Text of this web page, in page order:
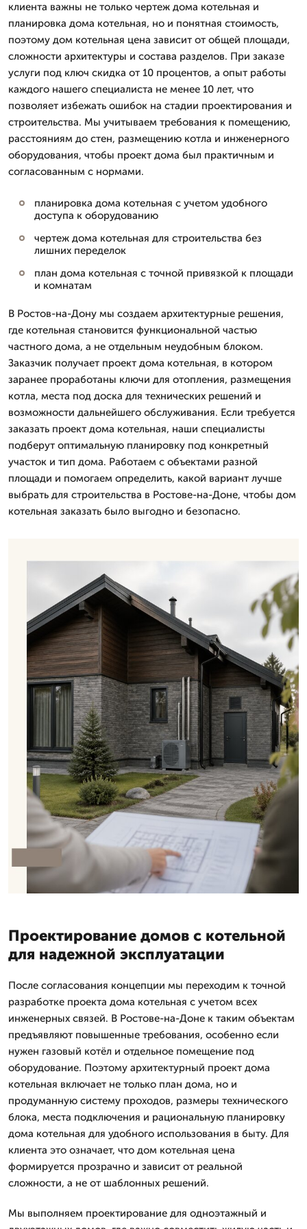
клиента важны не только чертеж дома котельная и
планировка дома котельная, но и понятная стоимость,
поэтому дом котельная цена зависит от общей площади,
сложности архитектуры и состава разделов. При заказе
услуги под ключ скидка от 10 процентов, а опыт работы
каждого нашего специалиста не менее 10 лет, что
позволяет избежать ошибок на стадии проектирования и
строительства. Мы учитываем требования к помещению,
расстояниям до стен, размещению котла и инженерного
оборудования, чтобы проект дома был практичным и
согласованным с нормами.
планировка дома котельная с учетом удобного
доступа к оборудованию
чертеж дома котельная для строительства без
лишних переделок
план дома котельная с точной привязкой к площади
и комнатам
В Ростов-на-Дону мы создаем архитектурные решения,
где котельная становится функциональной частью
частного дома, а не отдельным неудобным блоком.
Заказчик получает проект дома котельная, в котором
заранее проработаны ключи для отопления, размещения
котла, места под доска для технических решений и
возможности дальнейшего обслуживания. Если требуется
заказать проект дома котельная, наши специалисты
подберут оптимальную планировку под конкретный
участок и тип дома. Работаем с объектами разной
площади и помогаем определить, какой вариант лучше
выбрать для строительства в Ростове-на-Доне, чтобы дом
котельная заказать было выгодно и безопасно.
Проектирование домов с котельной
для надежной эксплуатации
После согласования концепции мы переходим к точной
разработке проекта дома котельная с учетом всех
инженерных связей. В Ростове-на-Доне к таким объектам
предъявляют повышенные требования, особенно если
нужен газовый котёл и отдельное помещение под
оборудование. Поэтому архитектурный проект дома
котельная включает не только план дома, но и
продуманную систему проходов, размеры технического
блока, места подключения и рациональную планировку
дома котельная для удобного использования в быту. Для
клиента это означает, что дом котельная цена
формируется прозрачно и зависит от реальной
сложности, а не от шаблонных решений.
Мы выполняем проектирование для одноэтажный и